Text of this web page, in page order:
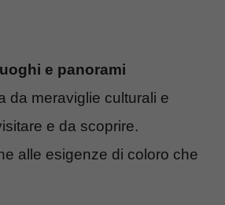
luoghi e panorami
da meraviglie culturali e
e da scoprire.
alle esigenze di coloro che